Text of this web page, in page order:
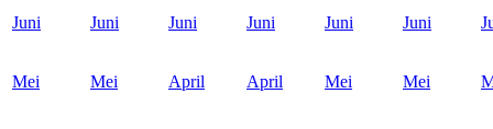
Juni Juni Juni Juni Juni Juni
Mei Mei April April Mei Mei